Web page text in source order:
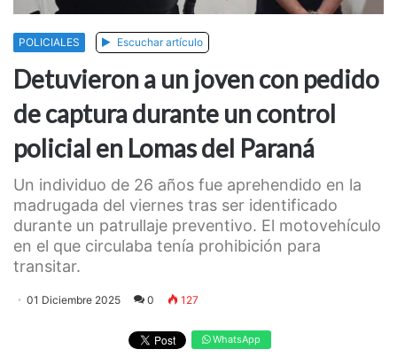
POLICIALES Escuchar artículo
Detuvieron a un joven con pedido
de captura durante un control
policial en Lomas del Paraná
Un individuo de 26 años fue aprehendido en la
madrugada del viernes tras ser identificado
durante un patrullaje preventivo. El motovehículo
en el que circulaba tenía prohibición para
transitar.
01 Diciembre 2025 0 127
WhatsApp